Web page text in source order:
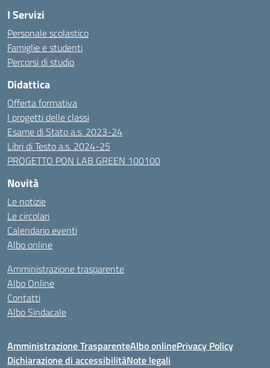
I Servizi
Personale scolastico
Famiglie e studenti
Percorsi di studio
Didattica
Offerta formativa
I progetti delle classi
Esame di Stato a.s. 2023-24
Libri di Testo a.s. 2024-25
PROGETTO PON LAB GREEN 100100
Novità
Le notizie
Le circolari
Calendario eventi
Albo online
Amministrazione trasparente
Albo Online
Contatti
Albo Sindacale
Amministrazione TrasparenteAlbo onlinePrivacy Policy
Dichiarazione di accessibilitàNote legali